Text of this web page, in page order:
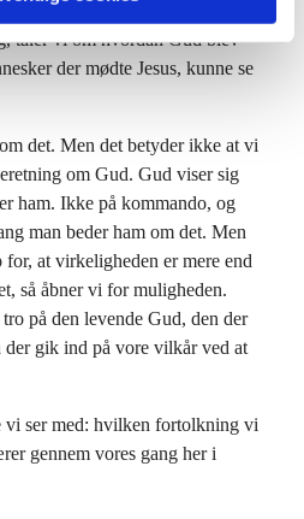
der viser sig for mennesker.
taler vi om hvordan Gud blev
der mødte Jesus, kunne se
det. Men det betyder ikke at vi
om Gud. Gud viser sig
ham. Ikke på kommando, og
man beder ham om det. Men
at virkeligheden er mere end
så åbner vi for muligheden.
på den levende Gud, den der
der gik ind på vore vilkår ved at
ser med: hvilken fortolkning vi
gennem vores gang her i